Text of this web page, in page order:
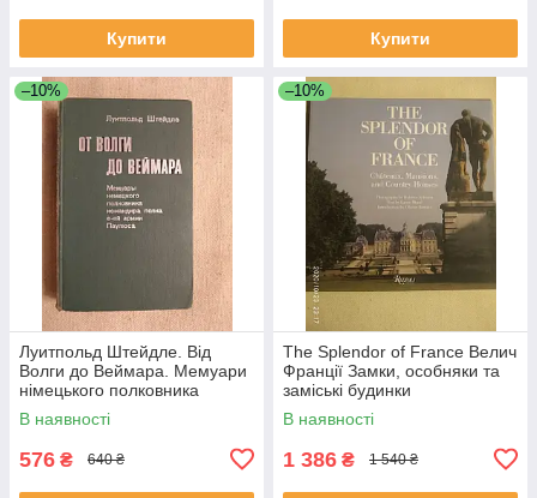
Купити Купити
–10%
Луитпольд Штейдле. Від
Волги до Веймара. Мемуари
німецького полковника
командира полку 6-ї армії
Паулюса
В наявності
576 ₴ 640 ₴
–10%
The Splendor of France Велич
Франції Замки, особняки та
заміські будинки
В наявності
1 386 ₴ 1 540 ₴